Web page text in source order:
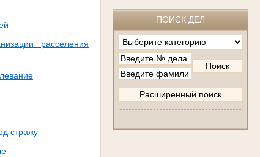
ПОИСК ДЕЛ
расселения
стражу